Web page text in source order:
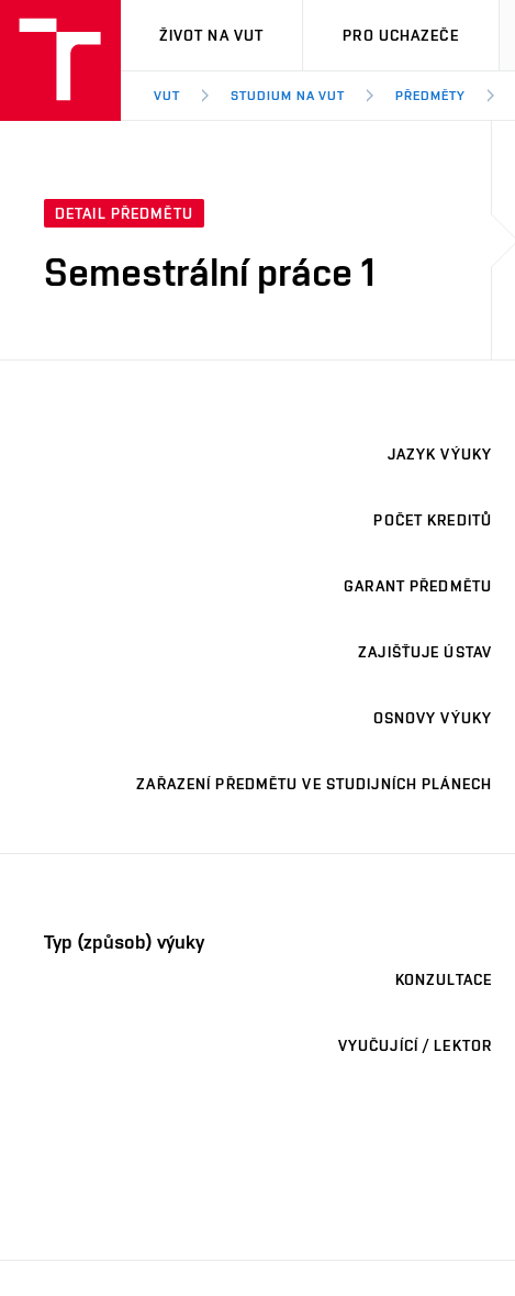
VUT
ŽIVOT NA VUT PRO UCHAZEČE
VUT STUDIUM NA VUT PŘEDMĚTY
DETAIL PŘEDMĚTU
Semestrální práce 1
JAZYK VÝUKY
POČET KREDITŮ
GARANT PŘEDMĚTU
ZAJIŠŤUJE ÚSTAV
OSNOVY VÝUKY
ZAŘAZENÍ PŘEDMĚTU VE STUDIJNÍCH PLÁNECH
Typ (způsob) výuky
KONZULTACE
VYUČUJÍCÍ / LEKTOR